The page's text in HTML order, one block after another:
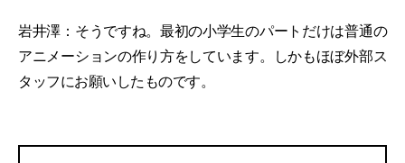
岩井澤：そうですね。最初の小学生のパートだけは普通の
アニメーションの作り方をしています。しかもほぼ外部ス
タッフにお願いしたものです。